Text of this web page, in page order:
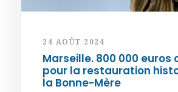
24 AOÛT 2024
Marseille. 800 000 euros
pour la restauration
la Bonne-Mère